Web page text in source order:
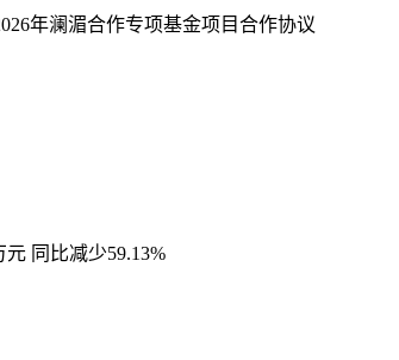
年澜湄合作专项基金项目合作协议
同比减少59.13%